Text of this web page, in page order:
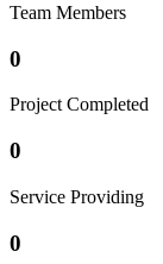
Team Members
0
Project Completed
0
Service Providing
0